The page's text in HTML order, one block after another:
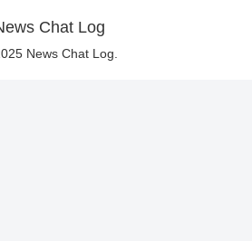
Chat Log
News Chat Log.